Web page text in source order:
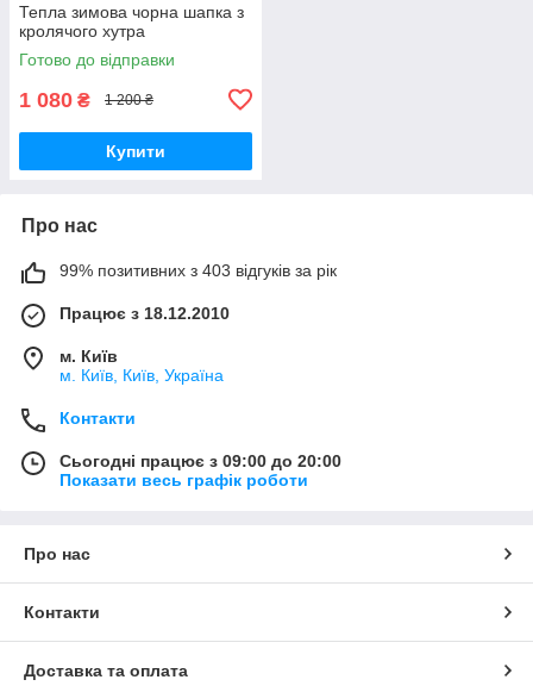
Тепла зимова чорна шапка з
кролячого хутра
Готово до відправки
1 080 ₴ 1 200 ₴
Купити
Про нас
99% позитивних з 403 відгуків за рік
Працює з 18.12.2010
м. Київ
м. Київ, Київ, Україна
Контакти
Сьогодні працює з 09:00 до 20:00
Показати весь графік роботи
Про нас
Контакти
Доставка та оплата